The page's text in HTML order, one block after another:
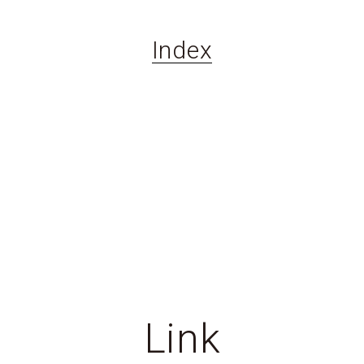
Index
Link